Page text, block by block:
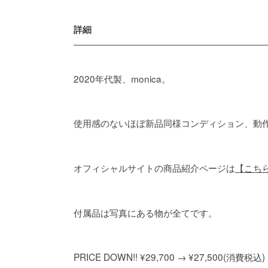
詳細
2020年代製、monica。
使用感のないほぼ新品同様コンディション、動
オフィシャルサイトの商品紹介ページは 【こち
付属品は写真にある物が全てです。
PRICE DOWN!! ¥29,700 → ¥27,500(消費税込)